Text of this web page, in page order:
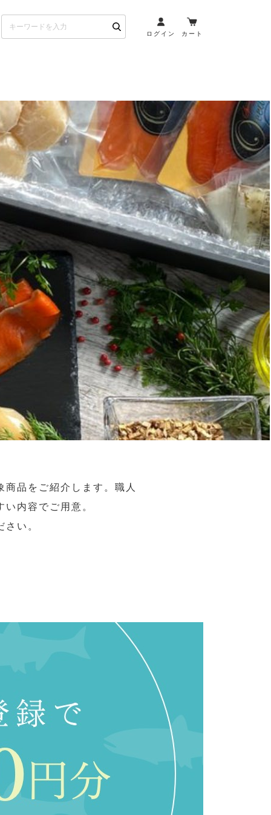
日本酒・焼酎
ワイン・スパークリング
ウイスキー・ブランデー
その他（クラフトビール
etc）
商品一覧
ログイン カート
品をご紹介します。職人
内容でご用意。
い。